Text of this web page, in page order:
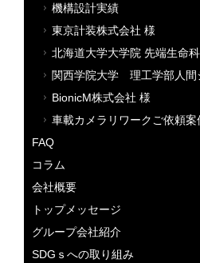
機構設計実績
東京計装株式会社 様
北海道大学大学院 先端生命
関西学院大学 理工学部人
BionicM株式会社 様
車載カメラリワークご依頼案
FAQ
コラム
会社概要
トップメッセージ
グループ会社紹介
SDGｓへの取り組み